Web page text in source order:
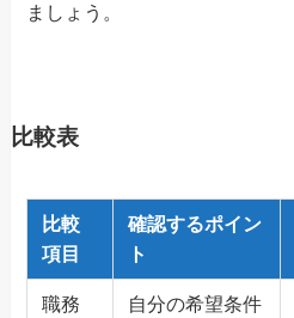
ましょう。
比較表
比較
項目
確認するポイン
ト
職務
自分の希望条件